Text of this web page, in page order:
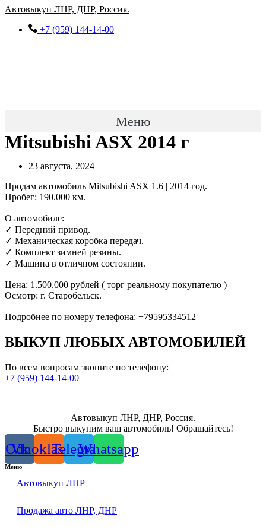
Перейти
содержимому
Автовыкуп ЛНР, ДНР, Россия.
+7 (959) 144-14-00
Меню
Mitsubishi ASX 2014 г
23 августа, 2024
Продам автомобиль Mitsubishi ASX 1.6 | 2014 год.
Пробег: 190.000 км.
О автомобиле:
✓ Передний привод.
✓ Механическая коробка передач.
✓ Комплект зимней резины.
✓ Машина в отличном состоянии.
Цена: 1.500.000 рублей ( торг реальному покупателю )
Осмотр: г. Старобельск.
Подробнее по номеру телефона: +79595334512
ВЫКУП ЛЮБЫХ АВТОМОБИЛЕЙ
По всем вопросам звоните по телефону:
+7 (959) 144-14-00
Автовыкуп ЛНР, ДНР, Россия.
Быстро выкупим ваш автомобиль! Обращайтесь!
Vk
Odnoklassniki
TelegramWhatsapp
Меню
Автовыкуп ЛНР
Продажа авто ЛНР, ДНР